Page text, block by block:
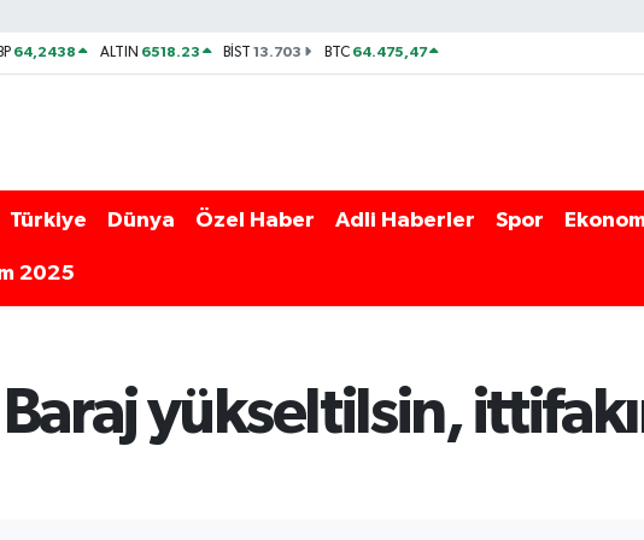
64,2438 ALTIN 6518.23 BİST13.703 BTC 64.475,47
Türkiye Dünya Özel Haber Adli Haberler Spor
2025
Baraj yükseltilsin,